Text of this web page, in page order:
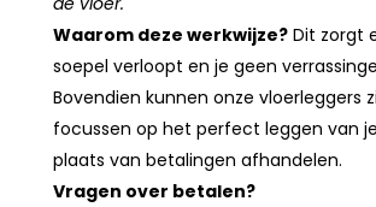
Waarom deze werkwijze? Dit zorgt
soepel verloopt en je geen
Bovendien kunnen onze vloerleggers
focussen op het perfect leggen van
plaats van betalingen afhandelen.
Vragen over betalen?